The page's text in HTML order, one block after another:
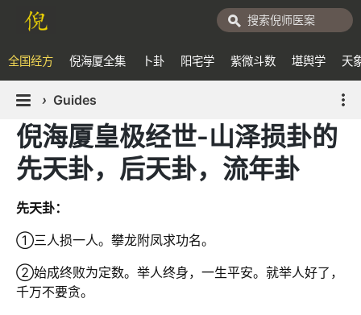
全国经方 倪海厦全集 卜卦 阳宅学 紫微斗数 堪舆学 天
› Guides
倪海厦皇极经世-山泽损卦的
先天卦，后天卦，流年卦
先天卦：
①三人损一人。攀龙附凤求功名。
②始成终败为定数。举人终身，一生平安。就举人好了，
千万不要贪。